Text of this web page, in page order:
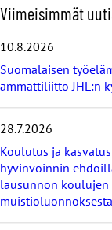
O
h
i
t
a
v
i
m
e
i
s
i
Viimeisimmät
10.8.2026
Suomalaisen
ammattiliitto JHL:n
28.7.2026
Koulutus ja
hyvinvoinnin
lausunnon
muistioluonnoksesta